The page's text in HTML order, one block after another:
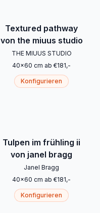
Textured pathway
von the miuus studio
THE MIUUS STUDIO
40x60 cm ab €181,-
Konfigurieren
Tulpen im frühling ii
von janel bragg
Janel Bragg
40x60 cm ab €181,-
Konfigurieren